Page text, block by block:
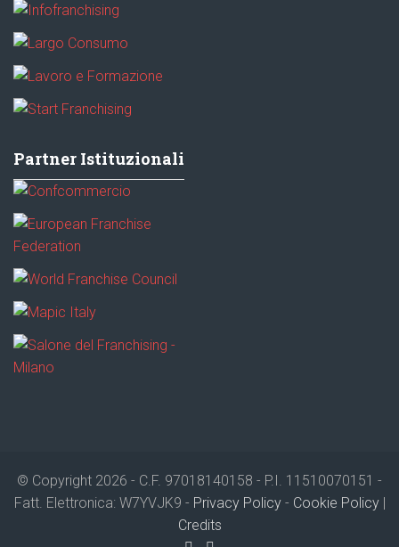
Partner Istituzionali
© Copyright 2026 - C.F. 97018140158 - P.I. 11510070151 -
Fatt. Elettronica: W7YVJK9 - Privacy Policy- Cookie Policy|
Credits